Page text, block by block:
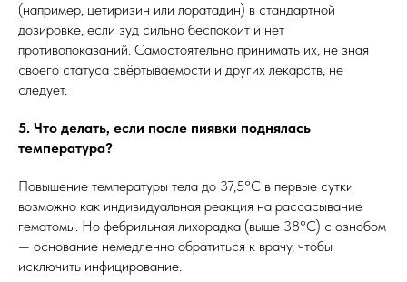
(например, цетиризин или лоратадин) в стандартной
дозировке, если зуд сильно беспокоит и нет
противопоказаний. Самостоятельно принимать их, не зная
своего статуса свёртываемости и других лекарств, не
следует.
5. Что делать, если после пиявки поднялась
температура?
Повышение температуры тела до 37,5°С в первые сутки
возможно как индивидуальная реакция на рассасывание
гематомы. Но фебрильная лихорадка (выше 38°С) с ознобом
— основание немедленно обратиться к врачу, чтобы
исключить инфицирование.